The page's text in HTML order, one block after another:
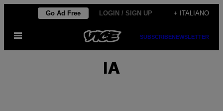
contenuto
Go Ad Free LOGIN / SIGN UP + ITALIANO
Apri
menu
SUBSCRIBENEWSLETTER
IA